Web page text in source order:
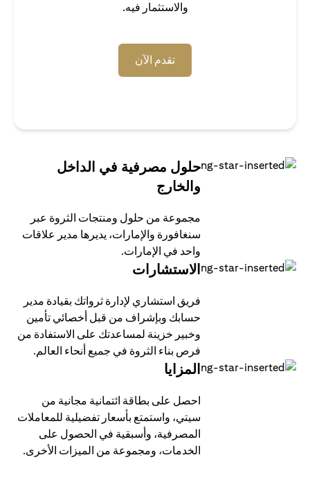
والاستثمار فيه.
تقدم الآن
حلول مصرفية في الداخل
والخارج
مجموعة من حلول ومنتجات الثروة عبر
سنغافورة والإمارات، يديرها مدير علاقات
واحد في الإمارات.
الاستشارات
فريق استشاري لإدارة ثرواتك بقيادة مدير
حسابك وبإشراف من قبل أخصائي تأمين
وخبير خزينة لمساعدتك على الاستفادة من
فرص بناء الثروة في جميع أنحاء العالم.
المزايا
احصل على بطاقة ائتمانية مجانية من
سيتي، واستمتع بأسعار تفضيلية للمعاملات
المصرفية، وأسبقية في الحصول على
الخدمات، ومجموعة من الميزات الأخرى.